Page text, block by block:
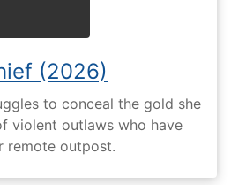
(2026)
to conceal the gold she
violent outlaws who have
remote outpost.